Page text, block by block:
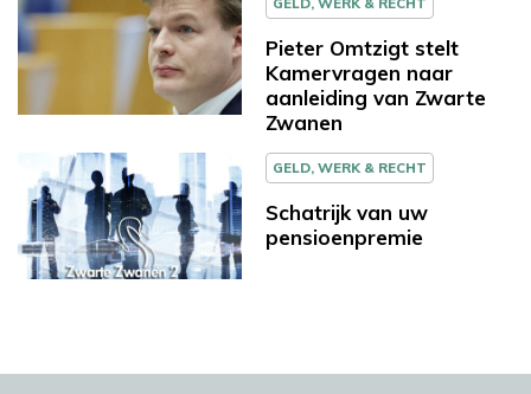
Pieter Omtzigt stelt
Kamervragen naar
aanleiding van Zwarte
Zwanen
GELD, WERK & RECHT
Schatrijk van uw
pensioenpremie